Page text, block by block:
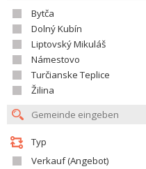
Bytča
Dolný Kubín
Liptovský Mikuláš
Námestovo
Turčianske Teplice
Žilina
Typ
Verkauf (Angebot)